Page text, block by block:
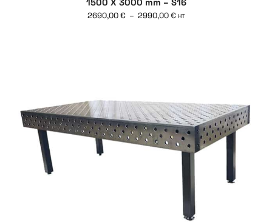
2690,00€ – 2990,00€ HT